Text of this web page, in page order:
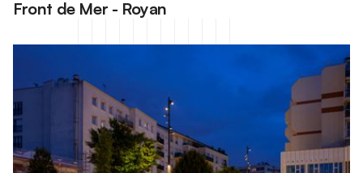
Front de Mer - Royan